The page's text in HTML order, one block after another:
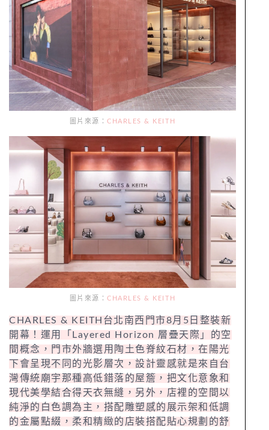
圖片來源： CHARLES & KEITH
圖片來源： CHARLES & KEITH
CHARLES & KEITH台北南西門市8月5日整裝新
開幕！運用「Layered Horizon 層疊天際」的空
間概念，門市外牆選用陶土色脊紋石材，在陽光
下會呈現不同的光影層次，設計靈感就是來自台
灣傳統廟宇那種高低錯落的屋簷，把文化意象和
現代美學結合得天衣無縫，另外，店裡的空間以
純淨的白色調為主，搭配雕塑感的展示架和低調
的金屬點綴，柔和精緻的店裝搭配貼心規劃的舒